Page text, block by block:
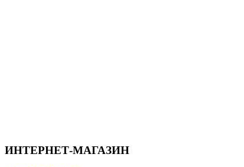
ИНТЕРНЕТ-МАГАЗИН